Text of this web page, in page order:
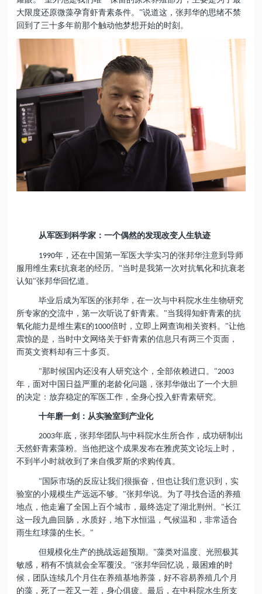
大限度还原微藻孕育虾青素条件。”说道这，张邦华的思绪不禁
回到了三十多年前那个触动他梦想开始的时刻。
从军医到科学家：一个偶然的发现改变人生轨迹
1990年，还在中国第一军医大学实习的张邦华注意到导师
服用维生素E抗衰老的经历。 "当时是我第一次对抗氧化和抗衰老
认知"张邦华回忆道。
毕业后成为军医的张邦华，在一次与中科院水生生物研究
所专家的交流中，第一次听说了虾青素。 "当我得知虾青素的抗
氧化能力是维生素E的1000倍时，立即上网查询相关资料。 "让他
震惊的是，当时中文网络关于虾青素的信息只有两三个页面，
而英文资料却有三十多页。
"那时候国内还没有人研究这个，全部依赖进口。 "2003
年，面对中国日益严重的老龄化问题，张邦华做出了一个大胆
的决定：放弃稳定的军医工作，全身心投入虾青素研究。
十年磨一剑：从实验室到产业化
2003年底，张邦华团队与中科院水生所合作，成功研制出
天然虾青素藻粉。当他把这个成果发布在雅虎英文论坛上时，
不到半小时就收到了来自俄罗斯的求购传真。
" 国际市场的反应让我们很振奋，但也让我们意识到，实
验室的小规模生产远远不够。 "张邦华说。为了寻找合适的养殖
地点，他走遍了全国上百个城市，最终选定了湖北荆州。 "长江
这一段九曲回肠，水质好，地下水恒温，气候温和，非常适合
雨生红球藻的生长。 "
但规模化生产的挑战远超预期。 "藻类对温度、光照极其
敏感，稍有不慎就会全军覆没。 "张邦华回忆说，最困难的时
候，团队连续几个月住在养殖基地养藻，好不容易养殖几个月
的藻，死了一茬又一茬，身心俱疲。最后，在中科院水生所支